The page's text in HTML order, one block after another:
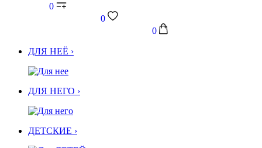
0
0
0
ДЛЯ НЕЁ ›
ДЛЯ НЕГО ›
ДЕТСКИЕ ›